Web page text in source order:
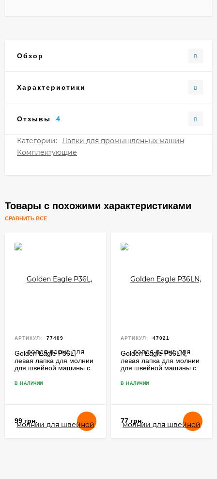
Обзор
Характеристики
Отзывы 4
Категории:
Лапки для промышленных машин
Комплектующие
Товары с похожими характеристиками
СРАВНИТЬ ВСЕ
АРТИКУЛ: 77409
Golden Eagle P36L,
левая лапка для молнии
для швейной машины с
В НАЛИЧИИ
99 грн.
АРТИКУЛ: 47021
Golden Eagle P36LN,
левая лапка для молнии
для швейной машины с
В НАЛИЧИИ
77 грн.